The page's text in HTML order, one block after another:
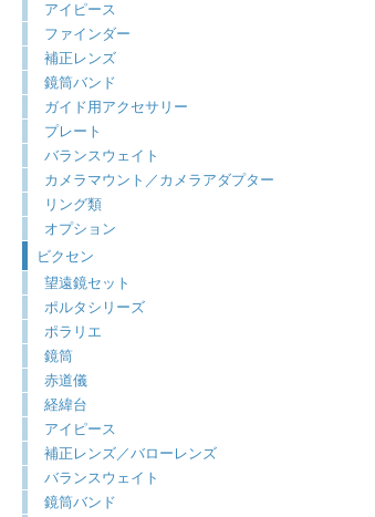
アイピース
ファインダー
補正レンズ
鏡筒バンド
ガイド用アクセサリー
プレート
バランスウェイト
カメラマウント／カメラアダプター
リング類
オプション
ビクセン
望遠鏡セット
ポルタシリーズ
ポラリエ
鏡筒
赤道儀
経緯台
アイピース
補正レンズ／バローレンズ
バランスウェイト
鏡筒バンド